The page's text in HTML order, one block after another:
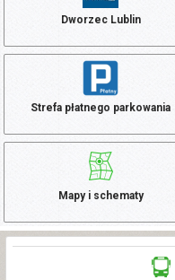
Dworzec Lublin
Strefa płatnego parkowania
Mapy i schematy